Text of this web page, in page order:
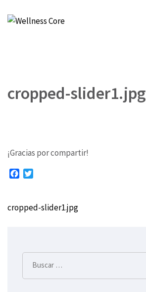
cropped-slider1.jpg
¡Gracias por compartir!
Facebook
cropped-slider1.jpg
Buscar: